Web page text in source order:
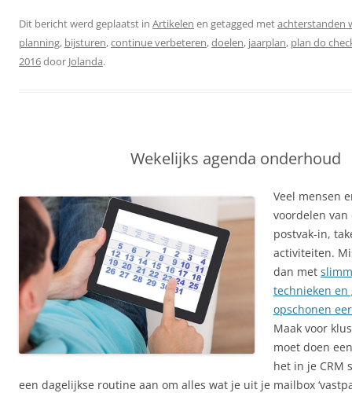
Dit bericht werd geplaatst in Artikelen en getagged metachterstanden
planning, bijsturen,continue verbeteren,doelen, jaarplan, plan do
2016door Jolanda.
Wekelijks agenda onderhoud
Veel mensen
voordelen
postvak-in,
activiteiten.
dan met
technieken en
opschonen
Maak voor
moet doen
het in je CRM
een dagelijkse routine aan om alles wat je uit je mailbox